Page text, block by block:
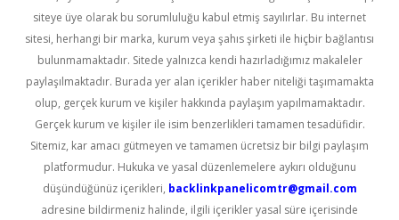
siteye üye olarak bu sorumluluğu kabul etmiş sayılırlar. Bu internet
sitesi, herhangi bir marka, kurum veya şahıs şirketi ile hiçbir bağlantısı
bulunmamaktadır. Sitede yalnızca kendi hazırladığımız makaleler
paylaşılmaktadır. Burada yer alan içerikler haber niteliği taşımamakta
olup, gerçek kurum ve kişiler hakkında paylaşım yapılmamaktadır.
Gerçek kurum ve kişiler ile isim benzerlikleri tamamen tesadüfidir.
Sitemiz, kar amacı gütmeyen ve tamamen ücretsiz bir bilgi paylaşım
platformudur. Hukuka ve yasal düzenlemelere aykırı olduğunu
düşündüğünüz içerikleri, backlinkpanelicomtr@gmail.com
adresine bildirmeniz halinde, ilgili içerikler yasal süre içerisinde